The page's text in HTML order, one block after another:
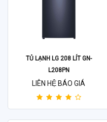
TỦ LẠNH LG 208 LÍT GN-
L208PN
LIÊN HỆ BÁO GIÁ